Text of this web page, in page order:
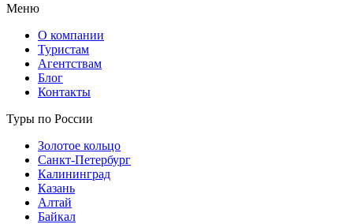
Меню
О компании
Туристам
Агентствам
Блог
Контакты
Туры по России
Золотое кольцо
Санкт-Петербург
Калининград
Казань
Алтай
Байкал